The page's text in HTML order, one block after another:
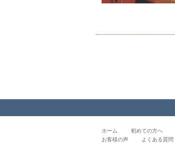
ホーム 初めての方へ
お客様の声
よくある質問